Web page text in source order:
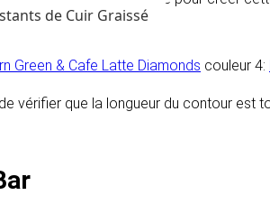
de Cuir Graissé
Green & Cafe Latte Diamonds couleur 4:
vérifier que la longueur du contour